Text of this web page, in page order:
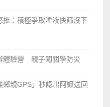
批：積極爭取唾液快篩沒下
體驗營 親子闖關學防災
親GPS」秒認出阿嬤送回